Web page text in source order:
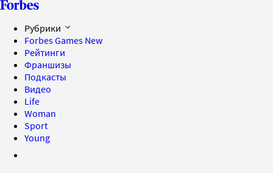
Рубрики
Forbes Games New
Рейтинги
Франшизы
Подкасты
Видео
Life
Woman
Sport
Young